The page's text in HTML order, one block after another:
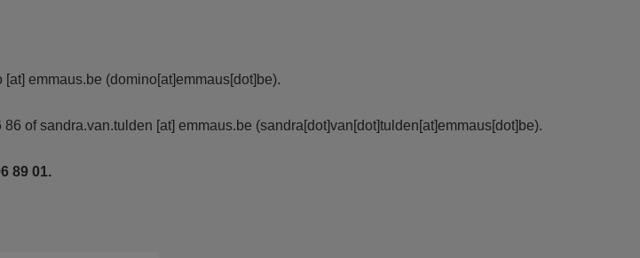
[at] emmaus.be (domino[at]emmaus[dot]be).
86 ofsandra.van.tulden [at] emmaus.be (sandra[dot]van[dot]tulden[at]emmaus[dot]be).
89 01.